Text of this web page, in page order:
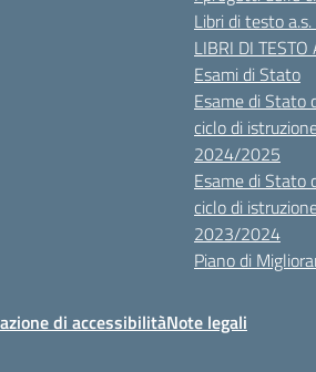
Libri di testo
LIBRI DI
Esami di Stato
Esame di Stato
ciclo di
2024/2025
Esame di Stato
ciclo di
2023/2024
Piano di
di accessibilitàNote legali